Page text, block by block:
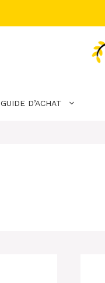
GUIDE D’ACHAT